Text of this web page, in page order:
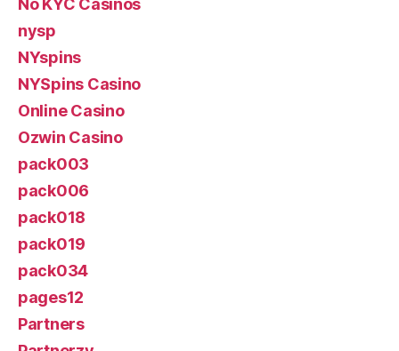
nysp
NYspins
NYSpins Casino
Online Casino
Ozwin Casino
pack003
pack006
pack018
pack019
pack034
pages12
Partners